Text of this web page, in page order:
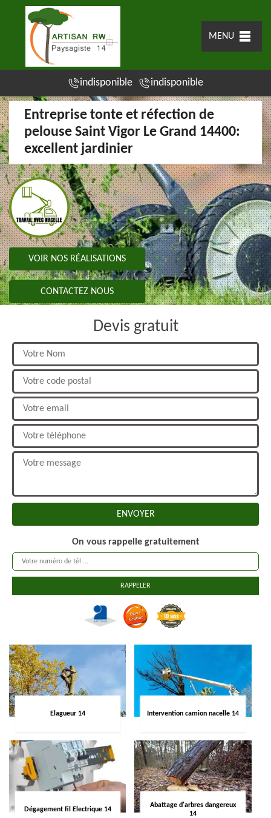
MENU
indisponible indisponible
Entreprise tonte et réfection de
pelouse Saint Vigor Le Grand 14400:
excellent jardinier
VOIR NOS RÉALISATIONS
CONTACTEZ NOUS
Devis gratuit
On vous rappelle gratuitement
Elagueur 14 Intervention camion nacelle 14
Dégagement fil Electrique 14
Abattage d'arbres dangereux
14